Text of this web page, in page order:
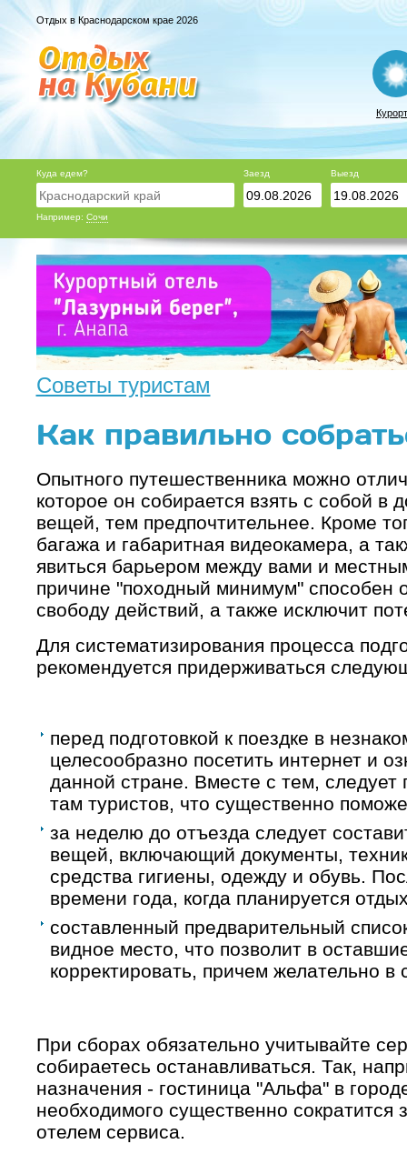
Отдых в Краснодарском крае 2026
Куда едем?
Например: Сочи
Заезд Выезд
Советы туристам
Как правильно
Опытного путешественника можно
которое он собирается взять с собой
вещей, тем предпочтительнее. Кроме
багажа и габаритная видеокамера, а
явиться барьером между вами и
причине "походный минимум" способен
свободу действий, а также исключит
Для систематизирования процесса
рекомендуется придерживаться
перед подготовкой к поездке в
целесообразно посетить интернет и
данной стране. Вместе с тем,
там туристов, что существенно
за неделю до отъезда следует
вещей, включающий документы,
средства гигиены, одежду и обувь.
времени года, когда планируется
составленный предварительный
видное место, что позволит в
корректировать, причем желательно
При сборах обязательно учитывайте
собираетесь останавливаться. Так,
назначения - гостиница "Альфа" в
необходимого существенно сократится
отелем сервиса.